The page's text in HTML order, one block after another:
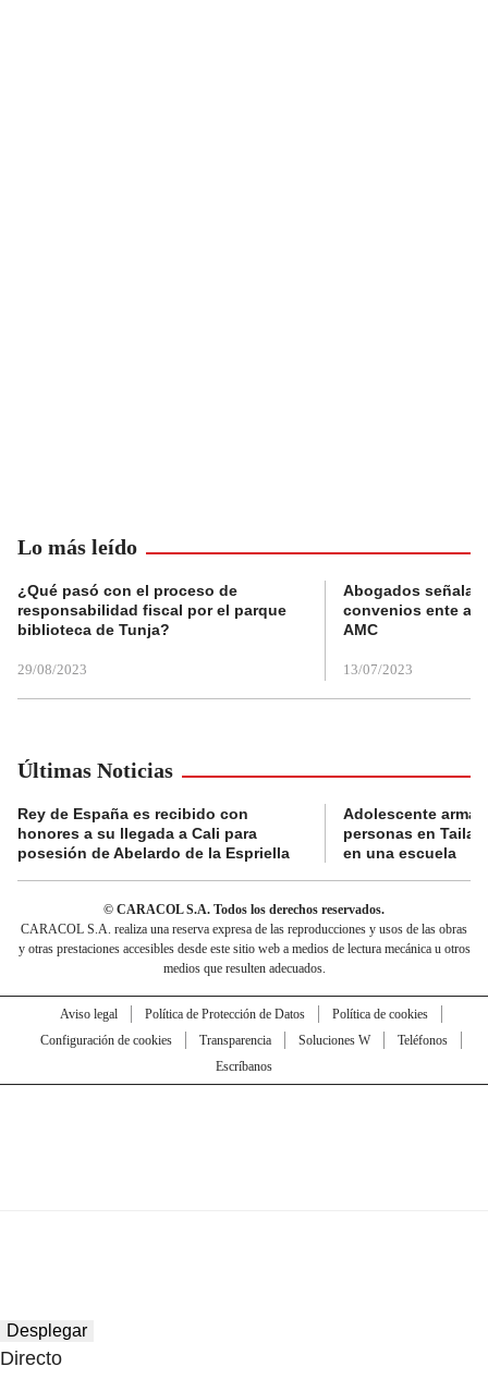
Lo más leído
¿Qué pasó con el proceso de
responsabilidad fiscal por el parque
biblioteca de Tunja?
29/08/2023
Abogados
convenios ente
AMC
13/07/2023
Últimas Noticias
Rey de España es recibido con
honores a su llegada a Cali para
posesión de Abelardo de la Espriella
Adolescente
personas en
en una escuela
© CARACOL S.A. Todos los derechos reservados.
CARACOL S.A. realiza una reserva expresa de las reproducciones y usos de las obras
y otras prestaciones accesibles desde este sitio web a medios de lectura mecánica u otros
medios que resulten adecuados.
Aviso legal Política de Protección de Datos
Política de cookies
Configuración de cookies
Transparencia Soluciones W
Teléfonos
Escríbanos
Desplegar
Directo